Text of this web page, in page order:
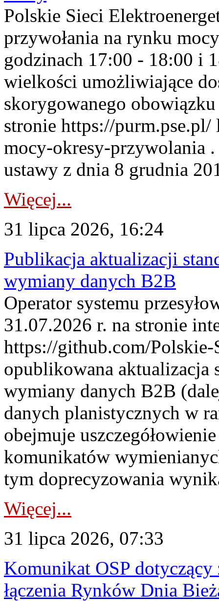
Polskie Sieci
przywołania na rynku
godzinach 17:00 - 18:00 i
wielkości umożliwiające
skorygowanego
stronie https://
mocy-okresy-przywolania
ustawy z dnia 8 grudnia
Więcej...
31 lipca 2026, 16:24
Publikacja aktualizacji
wymiany danych B2B
Operator systemu
31.07.2026 r. na stronie
https://github.com/Polskie-
opublikowana aktualizacja
wymiany danych B2B
danych planistycznych w
obejmuje
komunikatów
tym doprecyzowania
Więcej...
31 lipca 2026, 07:33
Komunikat OSP dotyczący
łączenia Rynków Dnia